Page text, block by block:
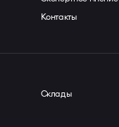
Контакты
Склады